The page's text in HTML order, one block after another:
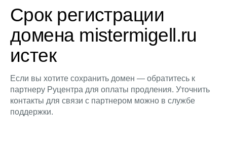
Срок регистрации
домена mistermigell.ru
истек
Если вы хотите сохранить домен — обратитесь к
партнеру Руцентра для оплаты продления. Уточнить
контакты для связи с партнером можно в службе
поддержки.